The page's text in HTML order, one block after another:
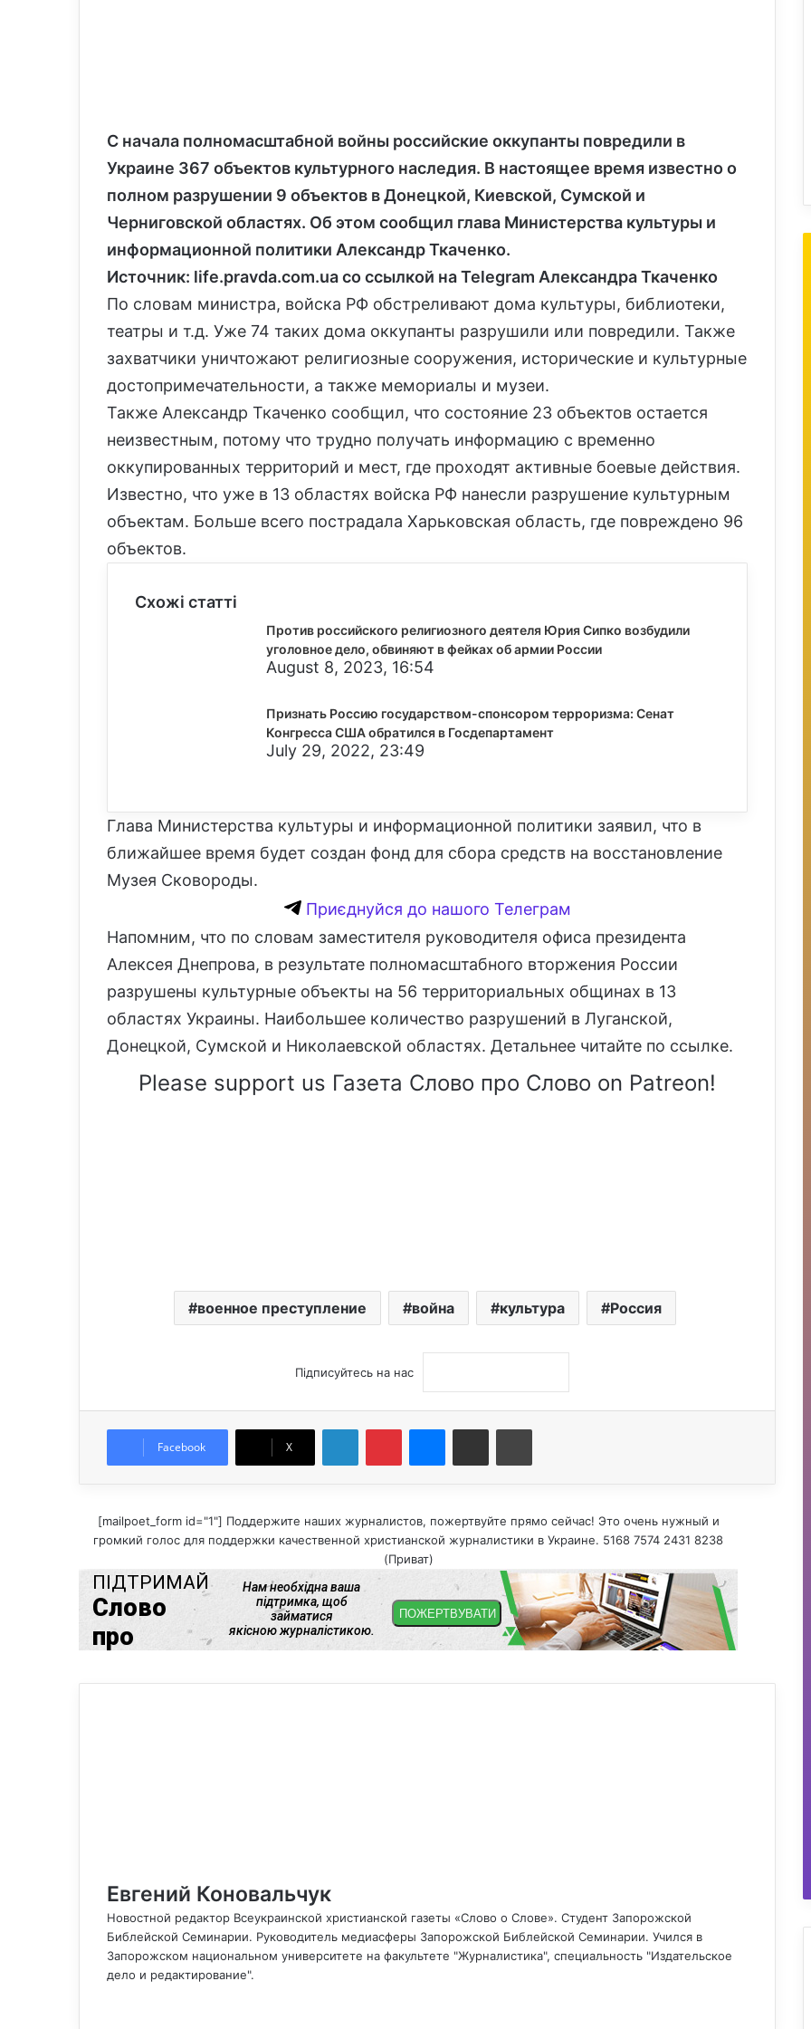
С начала полномасштабной войны российские оккупанты повредили в
Украине 367 объектов культурного наследия. В настоящее время известно о
полном разрушении 9 объектов в Донецкой, Киевской, Сумской и
Черниговской областях. Об этом сообщил глава Министерства культуры и
информационной политики Александр Ткаченко.
Источник: life.pravda.com.ua со ссылкой на Telegram Александра Ткаченко
По словам министра, войска РФ обстреливают дома культуры, библиотеки,
театры и т.д. Уже 74 таких дома оккупанты разрушили или повредили. Также
захватчики уничтожают религиозные сооружения, исторические и культурные
достопримечательности, а также мемориалы и музеи.
Также Александр Ткаченко сообщил, что состояние 23 объектов остается
неизвестным, потому что трудно получать информацию с временно
оккупированных территорий и мест, где проходят активные боевые действия.
Известно, что уже в 13 областях войска РФ нанесли разрушение культурным
объектам. Больше всего пострадала Харьковская область, где повреждено 96
объектов.
Схожі статті
Против российского религиозного деятеля Юрия Сипко возбудили
уголовное дело, обвиняют в фейках об армии России
August 8, 2023, 16:54
Признать Россию государством-спонсором терроризма: Сенат
Конгресса США обратился в Госдепартамент
July 29, 2022, 23:49
Глава Министерства культуры и информационной политики заявил, что в
ближайшее время будет создан фонд для сбора средств на восстановление
Музея Сковороды.
Приєднуйся до нашого Телеграм
Напомним, что по словам заместителя руководителя офиса президента
Алексея Днепрова, в результате полномасштабного вторжения России
разрушены культурные объекты на 56 территориальных общинах в 13
областях Украины. Наибольшее количество разрушений в Луганской,
Донецкой, Сумской и Николаевской областях. Детальнее читайте по ссылке.
Please support us Газета Слово про Слово on Patreon!
военное преступление война культура Россия
Підписуйтесь на нас
Facebook X
Поділитися електронною поштою
[mailpoet_form id="1"] Поддержите наших журналистов, пожертвуйте прямо сейчас! Это очень нужный и
громкий голос для поддержки качественной христианской журналистики в Украине. 5168 7574 2431 8238
(Приват)
Евгений Коновальчук
Новостной редактор Всеукраинской христианской газеты «Слово о Слове». Студент Запорожской
Библейской Семинарии. Руководитель медиасферы Запорожской Библейской Семинарии. Учился в
Запорожском национальном университете на факультете "Журналистика", специальность "Издательское
дело и редактирование".